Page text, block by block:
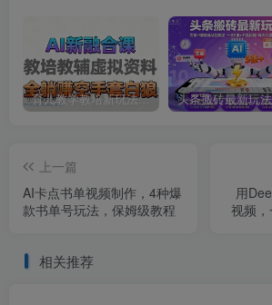
育儿教学教培新玩法，AI生成教学视频，市场大，操作简单，变现天花板非常高
上一篇
AI卡点书单视频制作，4种爆
款书单号玩法，保姆级教程
用
视频
相关推荐